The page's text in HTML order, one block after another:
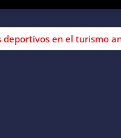
deportivos en el turismo